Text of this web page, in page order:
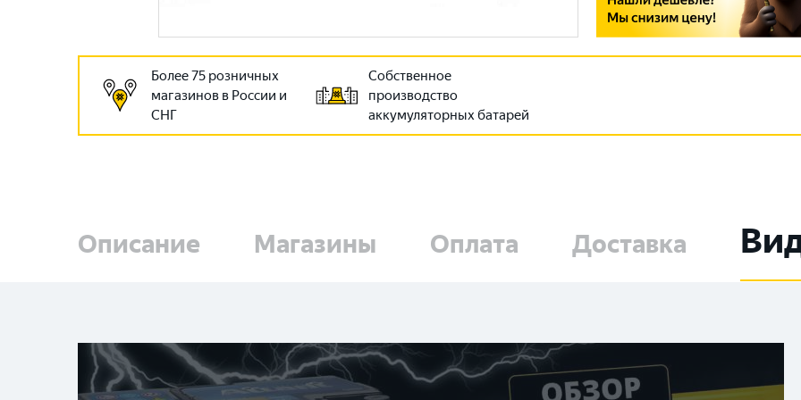
Более 75 розничных
магазинов в России и
СНГ
Собственное
производство
аккумуляторных батарей
Описание Магазины Оплата Доставка